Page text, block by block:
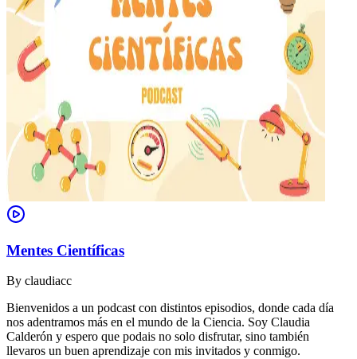
Mentes Científicas
By claudiacc
Bienvenidos a un podcast con distintos episodios, donde cada día
nos adentramos más en el mundo de la Ciencia. Soy Claudia
Calderón y espero que podais no solo disfrutar, sino también
llevaros un buen aprendizaje con mis invitados y conmigo.